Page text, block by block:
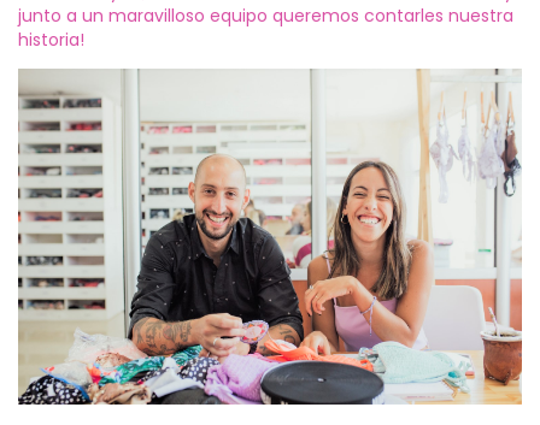
junto a un maravilloso equipo queremos contarles nuestra
historia!